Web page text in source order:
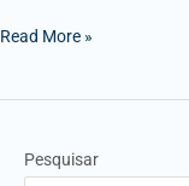
Read More »
Pesquisar